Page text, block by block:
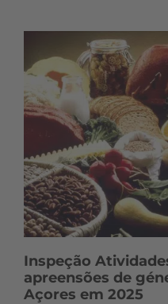
Inspeção
apreensões de
Açores em 2025